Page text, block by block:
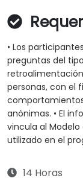
• Los
preguntas del
personas, con el
anónimas. • El
vincula al
utilizado en el
14 Horas